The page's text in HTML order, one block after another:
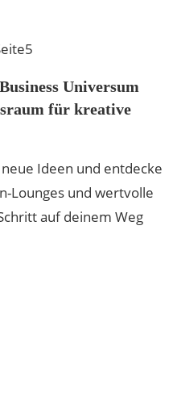
5
Universum
für kreative
Ideen und entdecke
Lounges und wertvolle
auf deinem Weg